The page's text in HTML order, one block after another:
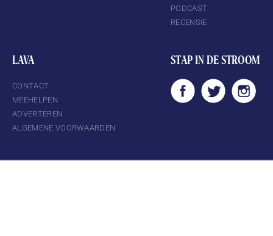
PODCAST
RECENSIE
LAVA
CONTACT
MEEHELPEN
ADVERTEREN
ALGEMENE VOORWAARDEN
STAP IN DE STROOM